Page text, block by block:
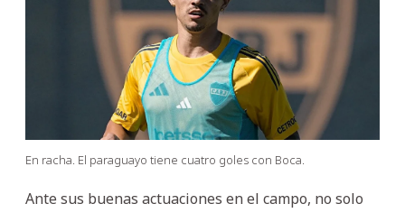
En racha. El paraguayo tiene cuatro goles con Boca.
Ante sus buenas actuaciones en el campo, no solo